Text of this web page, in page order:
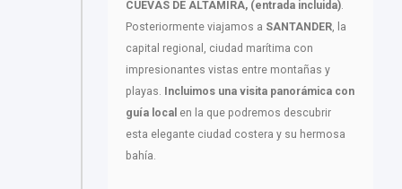
CUEVAS DE ALTAMIRA, (entrada incluida).
Posteriormente viajamos a SANTANDER, la
capital regional, ciudad marítima con
impresionantes vistas entre montañas y
playas. Incluimos una visita panorámica con
guía local en la que podremos descubrir
esta elegante ciudad costera y su hermosa
bahía.